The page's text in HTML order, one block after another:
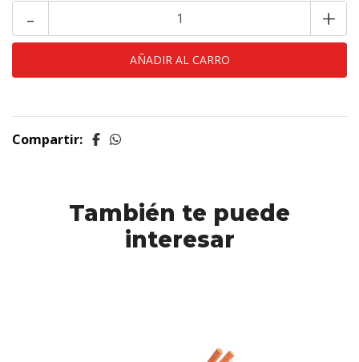
- +
Compartir:
También te puede
interesar